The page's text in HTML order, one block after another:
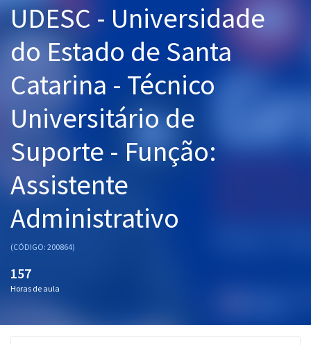
Cursos 20% OFF
Pós
Graduação
OAB
Questões grátis
UDESC - Universidade
do Estado de Santa
Catarina - Técnico
Universitário de
Suporte - Função:
Assistente
Administrativo
(CÓDIGO: 200864)
157
Horas de aula